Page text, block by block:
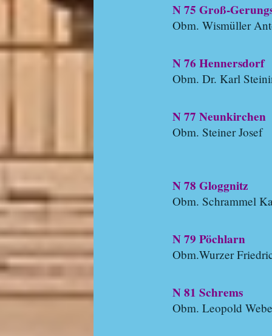
N 75 Groß-
Obm. Wismüller
N 76 Hennersdorf
Obm. Dr. Karl
N 77 Neunkirchen
Obm. Steiner Josef
N 78 Gloggnitz
Obm. Schrammel
N 79 Pöchlarn
Obm.Wurzer
N 81 Schrems
Obm. Leopold